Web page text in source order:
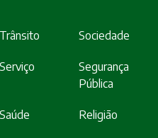
Trânsito Sociedade
Serviço
Segurança
Pública
Saúde Religião